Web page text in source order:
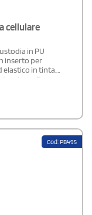
cellulare
in PU
inserto per
elastico in tinta.
craft.
Cod: PB495